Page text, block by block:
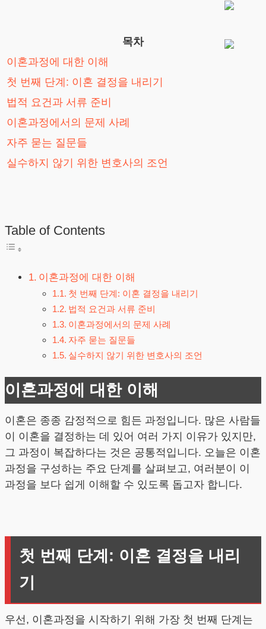
목차
이혼과정에 대한 이해
첫 번째 단계: 이혼 결정을 내리기
법적 요건과 서류 준비
이혼과정에서의 문제 사례
자주 묻는 질문들
실수하지 않기 위한 변호사의 조언
Table of Contents
이혼과정에 대한 이해
첫 번째 단계: 이혼 결정을 내리기
법적 요건과 서류 준비
이혼과정에서의 문제 사례
자주 묻는 질문들
실수하지 않기 위한 변호사의 조언
이혼과정에 대한 이해
이혼은 종종 감정적으로 힘든 과정입니다. 많은 사람들
이 이혼을 결정하는 데 있어 여러 가지 이유가 있지만,
그 과정이 복잡하다는 것은 공통적입니다. 오늘은 이혼
과정을 구성하는 주요 단계를 살펴보고, 여러분이 이
과정을 보다 쉽게 이해할 수 있도록 돕고자 합니다.
첫 번째 단계: 이혼 결정을 내리
기
우선, 이혼과정을 시작하기 위해 가장 첫 번째 단계는